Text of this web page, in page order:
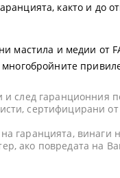
както и до
мастила и медии от
и след гаранционния
сертифицирани
гаранцията, винаги
ако повредата на